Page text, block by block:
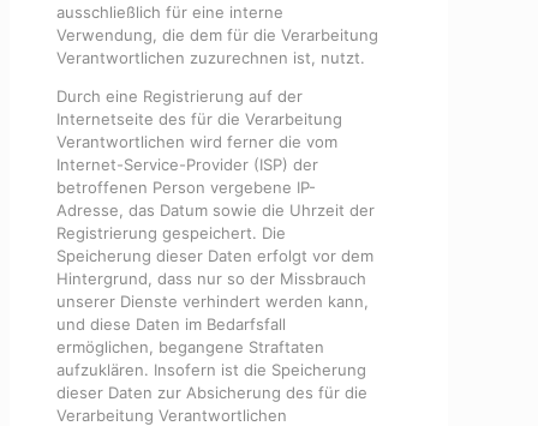
ausschließlich für eine interne
Verwendung, die dem für die Verarbeitung
Verantwortlichen zuzurechnen ist, nutzt.
Durch eine Registrierung auf der
Internetseite des für die Verarbeitung
Verantwortlichen wird ferner die vom
Internet-Service-Provider (ISP) der
betroffenen Person vergebene IP-
Adresse, das Datum sowie die Uhrzeit der
Registrierung gespeichert. Die
Speicherung dieser Daten erfolgt vor dem
Hintergrund, dass nur so der Missbrauch
unserer Dienste verhindert werden kann,
und diese Daten im Bedarfsfall
ermöglichen, begangene Straftaten
aufzuklären. Insofern ist die Speicherung
dieser Daten zur Absicherung des für die
Verarbeitung Verantwortlichen